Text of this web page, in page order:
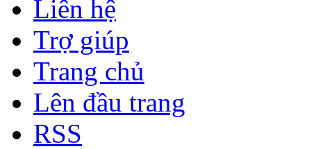
Liên hệ
Trợ giúp
Trang chủ
Lên đầu trang
RSS